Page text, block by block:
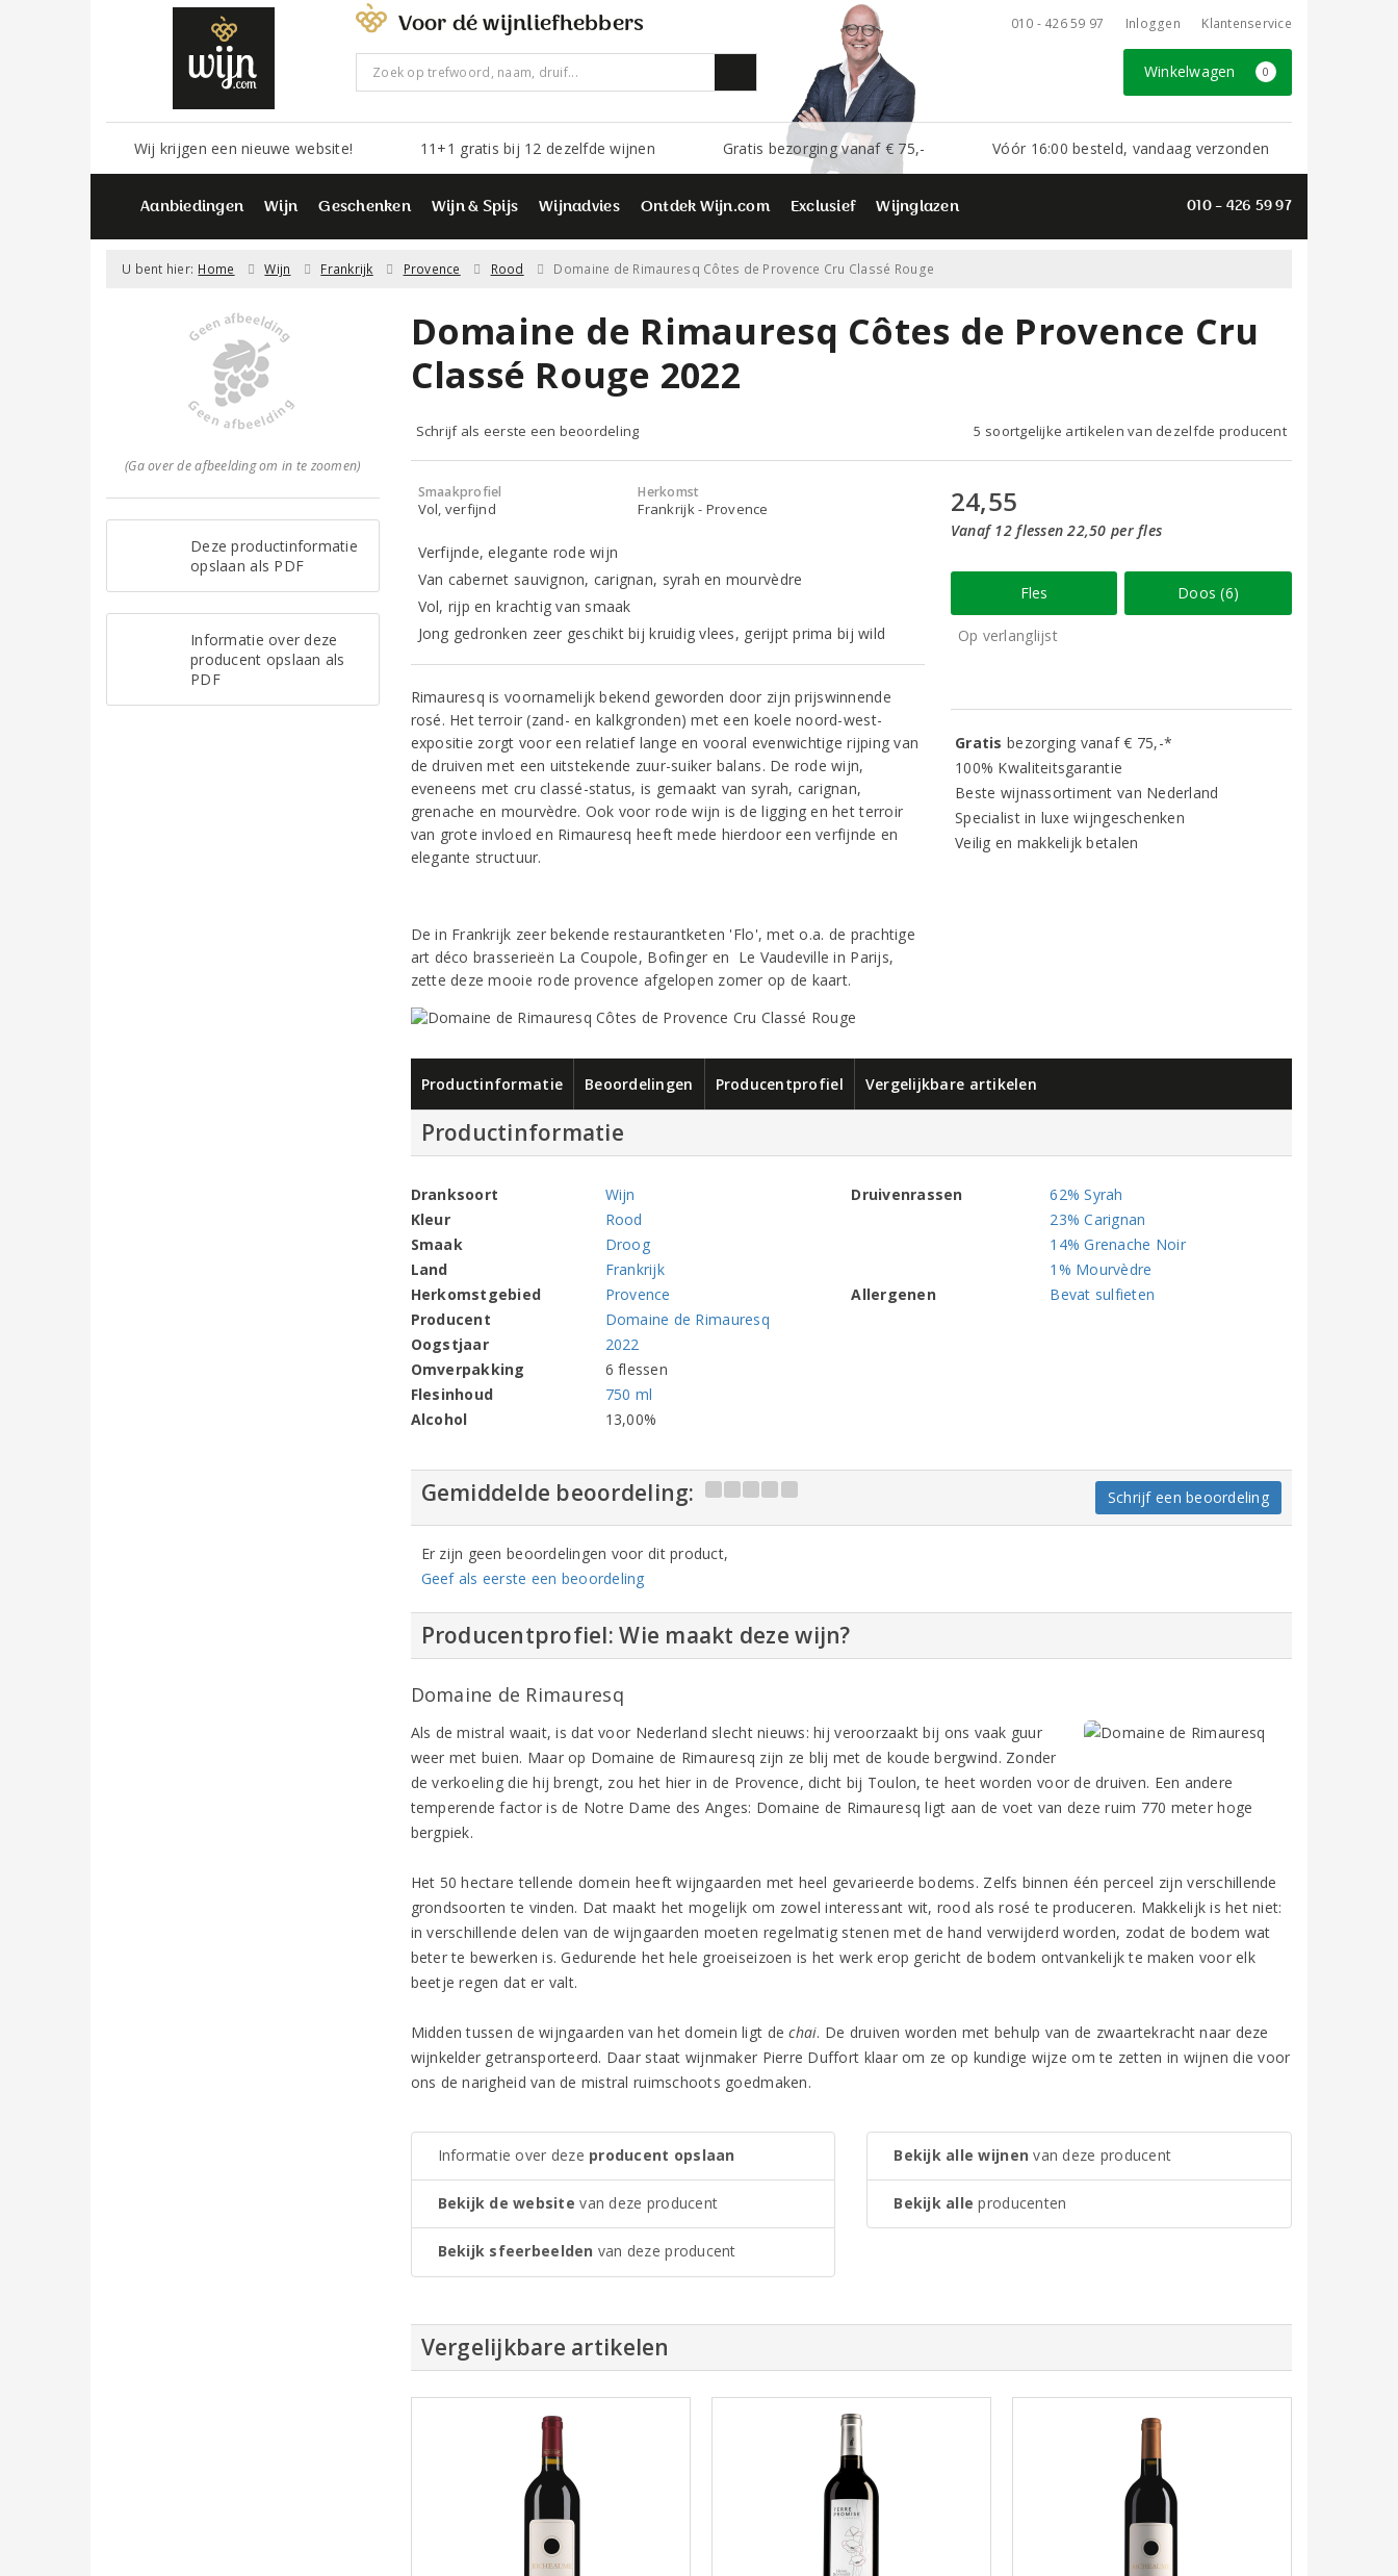
Voor dé wijnliefhebbers 010 - 426 59 97 Inloggen Klantenservice
Winkelwagen 0
Wij krijgen een nieuwe website! 11+1 gratis bij 12 dezelfde wijnen Gratis bezorging vanaf € 75,- Vóór 16:00 besteld, vandaag verzonden
Aanbiedingen Wijn Geschenken Wijn & Spijs Wijnadvies Ontdek Wijn.com Exclusief Wijnglazen 010 - 426 59 97
U bent hier: Home Wijn Frankrijk Provence Rood Domaine de Rimauresq Côtes de Provence Cru Classé Rouge
(Ga over de afbeelding om in te zoomen)
Deze productinformatie
opslaan als PDF
Informatie over deze
producent opslaan als
PDF
Domaine de Rimauresq Côtes de Provence Cru
Classé Rouge 2022
Schrijf als eerste een beoordeling 5 soortgelijke artikelen van dezelfde producent
Smaakprofiel
Vol, verfijnd
Herkomst
Frankrijk - Provence
Verfijnde, elegante rode wijn
Van cabernet sauvignon, carignan, syrah en mourvèdre
Vol, rijp en krachtig van smaak
Jong gedronken zeer geschikt bij kruidig vlees, gerijpt prima bij wild
Rimauresq is voornamelijk bekend geworden door zijn prijswinnende
rosé. Het terroir (zand- en kalkgronden) met een koele noord-west-
expositie zorgt voor een relatief lange en vooral evenwichtige rijping van
de druiven met een uitstekende zuur-suiker balans. De rode wijn,
eveneens met cru classé-status, is gemaakt van syrah, carignan,
grenache en mourvèdre. Ook voor rode wijn is de ligging en het terroir
van grote invloed en Rimauresq heeft mede hierdoor een verfijnde en
elegante structuur.
De in Frankrijk zeer bekende restaurantketen 'Flo', met o.a. de prachtige
art déco brasserieën La Coupole, Bofinger en Le Vaudeville in Parijs,
zette deze mooie rode provence afgelopen zomer op de kaart.
24,55
Vanaf 12 flessen 22,50 per fles
Fles Doos (6)
Op verlanglijst
Gratisbezorging vanaf € 75,-*
100% Kwaliteitsgarantie
Beste wijnassortiment van Nederland
Specialist in luxe wijngeschenken
Veilig en makkelijk betalen
Productinformatie Beoordelingen Producentprofiel Vergelijkbare artikelen
Productinformatie
Dranksoort
Wijn
Kleur
Rood
Smaak
Droog
Land
Frankrijk
Herkomstgebied
Provence
Producent
Domaine de Rimauresq
Oogstjaar
2022
Omverpakking
6 flessen
Flesinhoud
750 ml
Alcohol
13,00%
Druivenrassen
62% Syrah
23% Carignan
14% Grenache Noir
1% Mourvèdre
Allergenen
Bevat sulfieten
Gemiddelde beoordeling: Schrijf een beoordeling
Er zijn geen beoordelingen voor dit product,
Geef als eerste een beoordeling
Producentprofiel: Wie maakt deze wijn?
Domaine de Rimauresq
Als de mistral waait, is dat voor Nederland slecht nieuws: hij veroorzaakt bij ons vaak guur
weer met buien. Maar op Domaine de Rimauresq zijn ze blij met de koude bergwind. Zonder
de verkoeling die hij brengt, zou het hier in de Provence, dicht bij Toulon, te heet worden voor de druiven. Een andere
temperende factor is de Notre Dame des Anges: Domaine de Rimauresq ligt aan de voet van deze ruim 770 meter hoge
bergpiek.
Het 50 hectare tellende domein heeft wijngaarden met heel gevarieerde bodems. Zelfs binnen één perceel zijn verschillende
grondsoorten te vinden. Dat maakt het mogelijk om zowel interessant wit, rood als rosé te produceren. Makkelijk is het niet:
in verschillende delen van de wijngaarden moeten regelmatig stenen met de hand verwijderd worden, zodat de bodem wat
beter te bewerken is. Gedurende het hele groeiseizoen is het werk erop gericht de bodem ontvankelijk te maken voor elk
beetje regen dat er valt.
Midden tussen de wijngaarden van het domein ligt dechai. De druiven worden met behulp van de zwaartekracht naar deze
wijnkelder getransporteerd. Daar staat wijnmaker Pierre Duffort klaar om ze op kundige wijze om te zetten in wijnen die voor
ons de narigheid van de mistral ruimschoots goedmaken.
Informatie over deze producent opslaan
Bekijk de website van deze producent
Bekijk sfeerbeelden van deze producent
Bekijk alle wijnen van deze producent
Bekijk alle producenten
Vergelijkbare artikelen